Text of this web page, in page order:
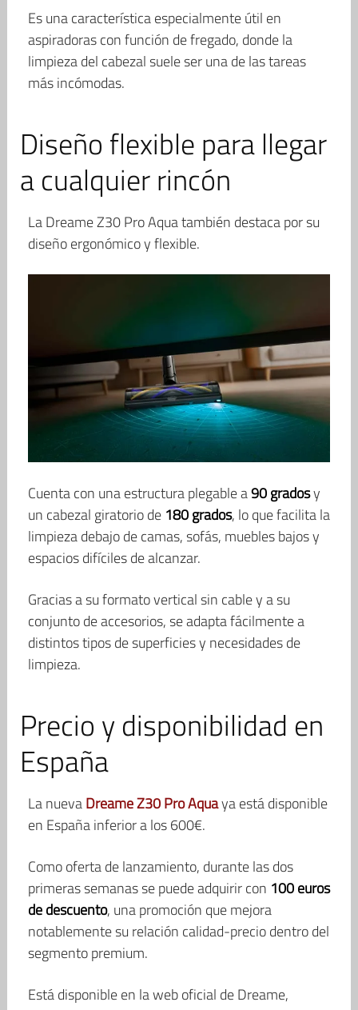
Es una característica especialmente útil en
aspiradoras con función de fregado, donde la
limpieza del cabezal suele ser una de las tareas
más incómodas.
Diseño flexible para llegar
a cualquier rincón
La Dreame Z30 Pro Aqua también destaca por su
diseño ergonómico y flexible.
Cuenta con una estructura plegable a90 gradosy
un cabezal giratorio de 180 grados, lo que facilita la
limpieza debajo de camas, sofás, muebles bajos y
espacios difíciles de alcanzar.
Gracias a su formato vertical sin cable y a su
conjunto de accesorios, se adapta fácilmente a
distintos tipos de superficies y necesidades de
limpieza.
Precio y disponibilidad en
España
La nuevaDreame Z30 Pro Aquaya está disponible
en España inferior a los 600€.
Como oferta de lanzamiento, durante las dos
primeras semanas se puede adquirir con 100 euros
de descuento, una promoción que mejora
notablemente su relación calidad-precio dentro del
segmento premium.
Está disponible en la web oficial de Dreame,